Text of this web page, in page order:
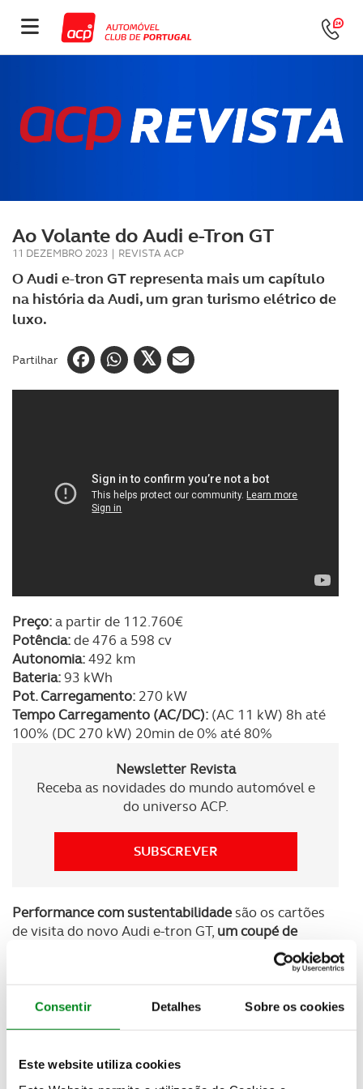
Consentir Detalhes Sobre os cookies
Este website utiliza cookies
Ao Volante do Audi e-Tron GT
11 DEZEMBRO 2023 | REVISTA ACP
O Audi e-tron GT representa mais um capítulo
na história da Audi, um gran turismo elétrico de
luxo.
Partilhar
Preço:a partir de 112.760€
Potência:de 476 a 598 cv
Autonomia:492 km
Bateria:93 kWh
Pot. Carregamento: 270 kW
Tempo Carregamento (AC/DC): (AC 11 kW) 8h até
100% (DC 270 kW) 20min de 0% até 80%
Newsletter Revista
Receba as novidades do mundo automóvel e
do universo ACP.
SUBSCREVER
Performance com sustentabilidadesão os cartões
de visita do novo Audi e-tron GT, um coupé de
onde o design é pensado para alta
velocidade. Segurança e confiança são a base deste
automóvel totalmente elétrico que apresenta
soluções inovadoras e transmite níveis de
serenidade em relação à condução de um veículo
500 kmecarregamentos rápidos que garantem